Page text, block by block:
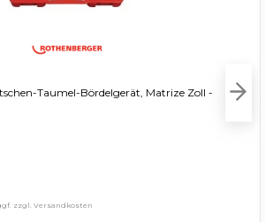
Taumel-Bördelgerät, Matrize Zoll -
zzgl. Versandkosten